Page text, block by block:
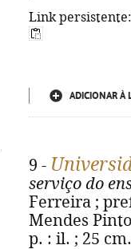
Link
ADICIONAR À
9 -
serviço do
Ferreira ;
Mendes
p. : il. ; 25